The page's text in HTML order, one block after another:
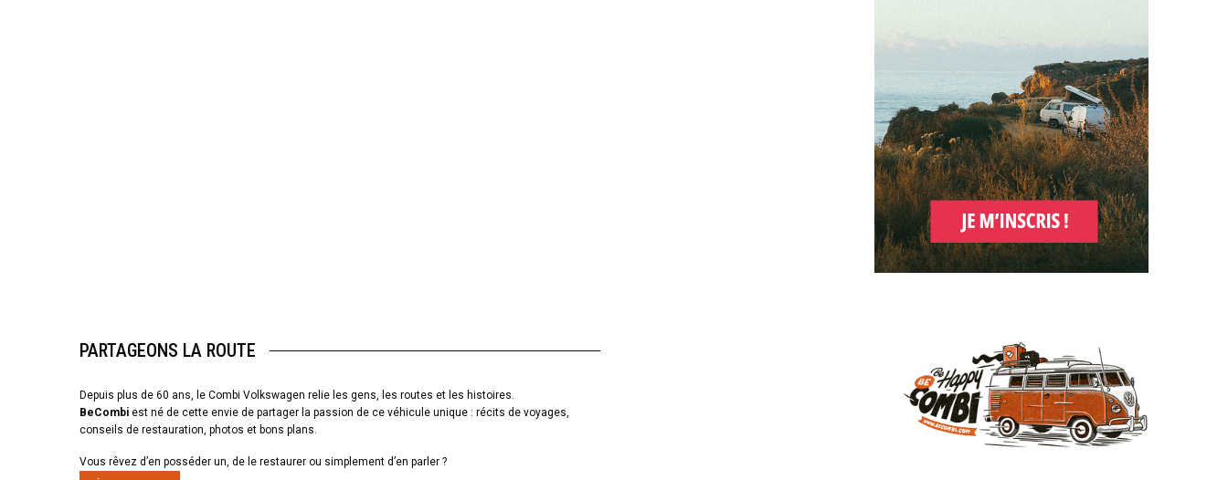
PARTAGEONS LA ROUTE
Depuis plus de 60 ans, le Combi Volkswagen relie les gens, les routes et les histoires.
BeCombi est né de cette envie de partager la passion de ce véhicule unique : récits de voyages,
conseils de restauration, photos et bons plans.
Vous rêvez d’en posséder un, de le restaurer ou simplement d’en parler ?